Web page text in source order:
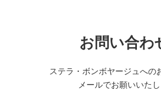
お問い合わ
ステラ・ボンボヤージュへの
メールでお願いいたし